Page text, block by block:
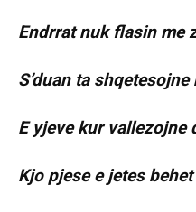
Endrrat nuk flasin me
S’duan ta
E yjeve kur vallezojne
Kjo pjese e jetes